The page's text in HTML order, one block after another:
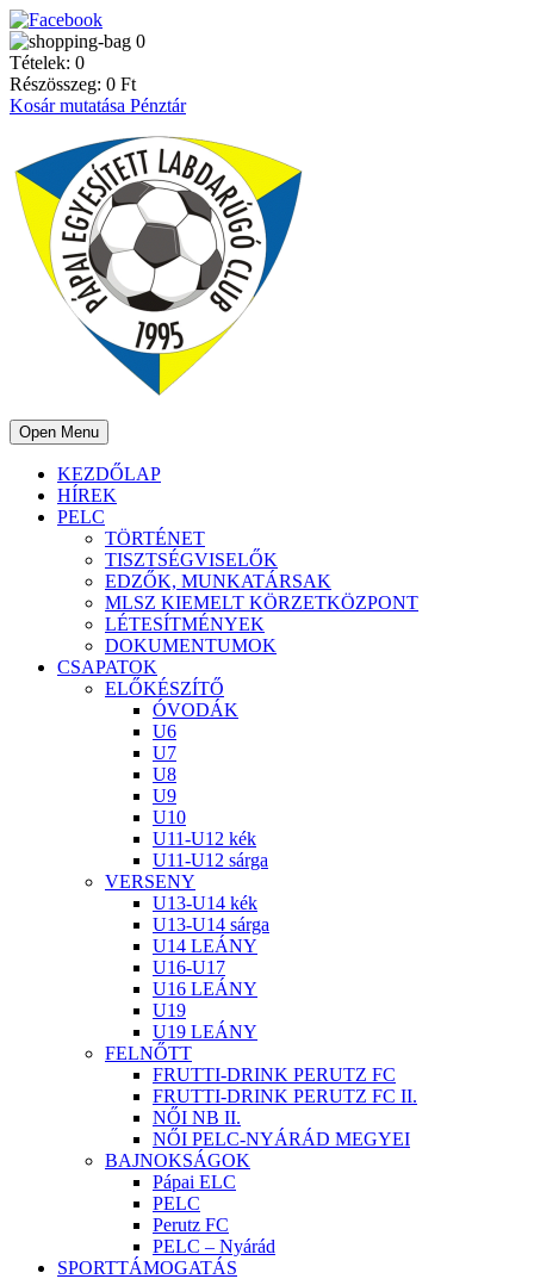
0
Tételek: 0
Részösszeg: 0 Ft
Kosár mutatása Pénztár
Open Menu
KEZDŐLAP
HÍREK
PELC
TÖRTÉNET
TISZTSÉGVISELŐK
EDZŐK, MUNKATÁRSAK
MLSZ KIEMELT KÖRZETKÖZPONT
LÉTESÍTMÉNYEK
DOKUMENTUMOK
CSAPATOK
ELŐKÉSZÍTŐ
ÓVODÁK
U6
U7
U8
U9
U10
U11-U12 kék
U11-U12 sárga
VERSENY
U13-U14 kék
U13-U14 sárga
U14 LEÁNY
U16-U17
U16 LEÁNY
U19
U19 LEÁNY
FELNŐTT
FRUTTI-DRINK PERUTZ FC
FRUTTI-DRINK PERUTZ FC II.
NŐI NB II.
NŐI PELC-NYÁRÁD MEGYEI
BAJNOKSÁGOK
Pápai ELC
PELC
Perutz FC
PELC – Nyárád
SPORTTÁMOGATÁS